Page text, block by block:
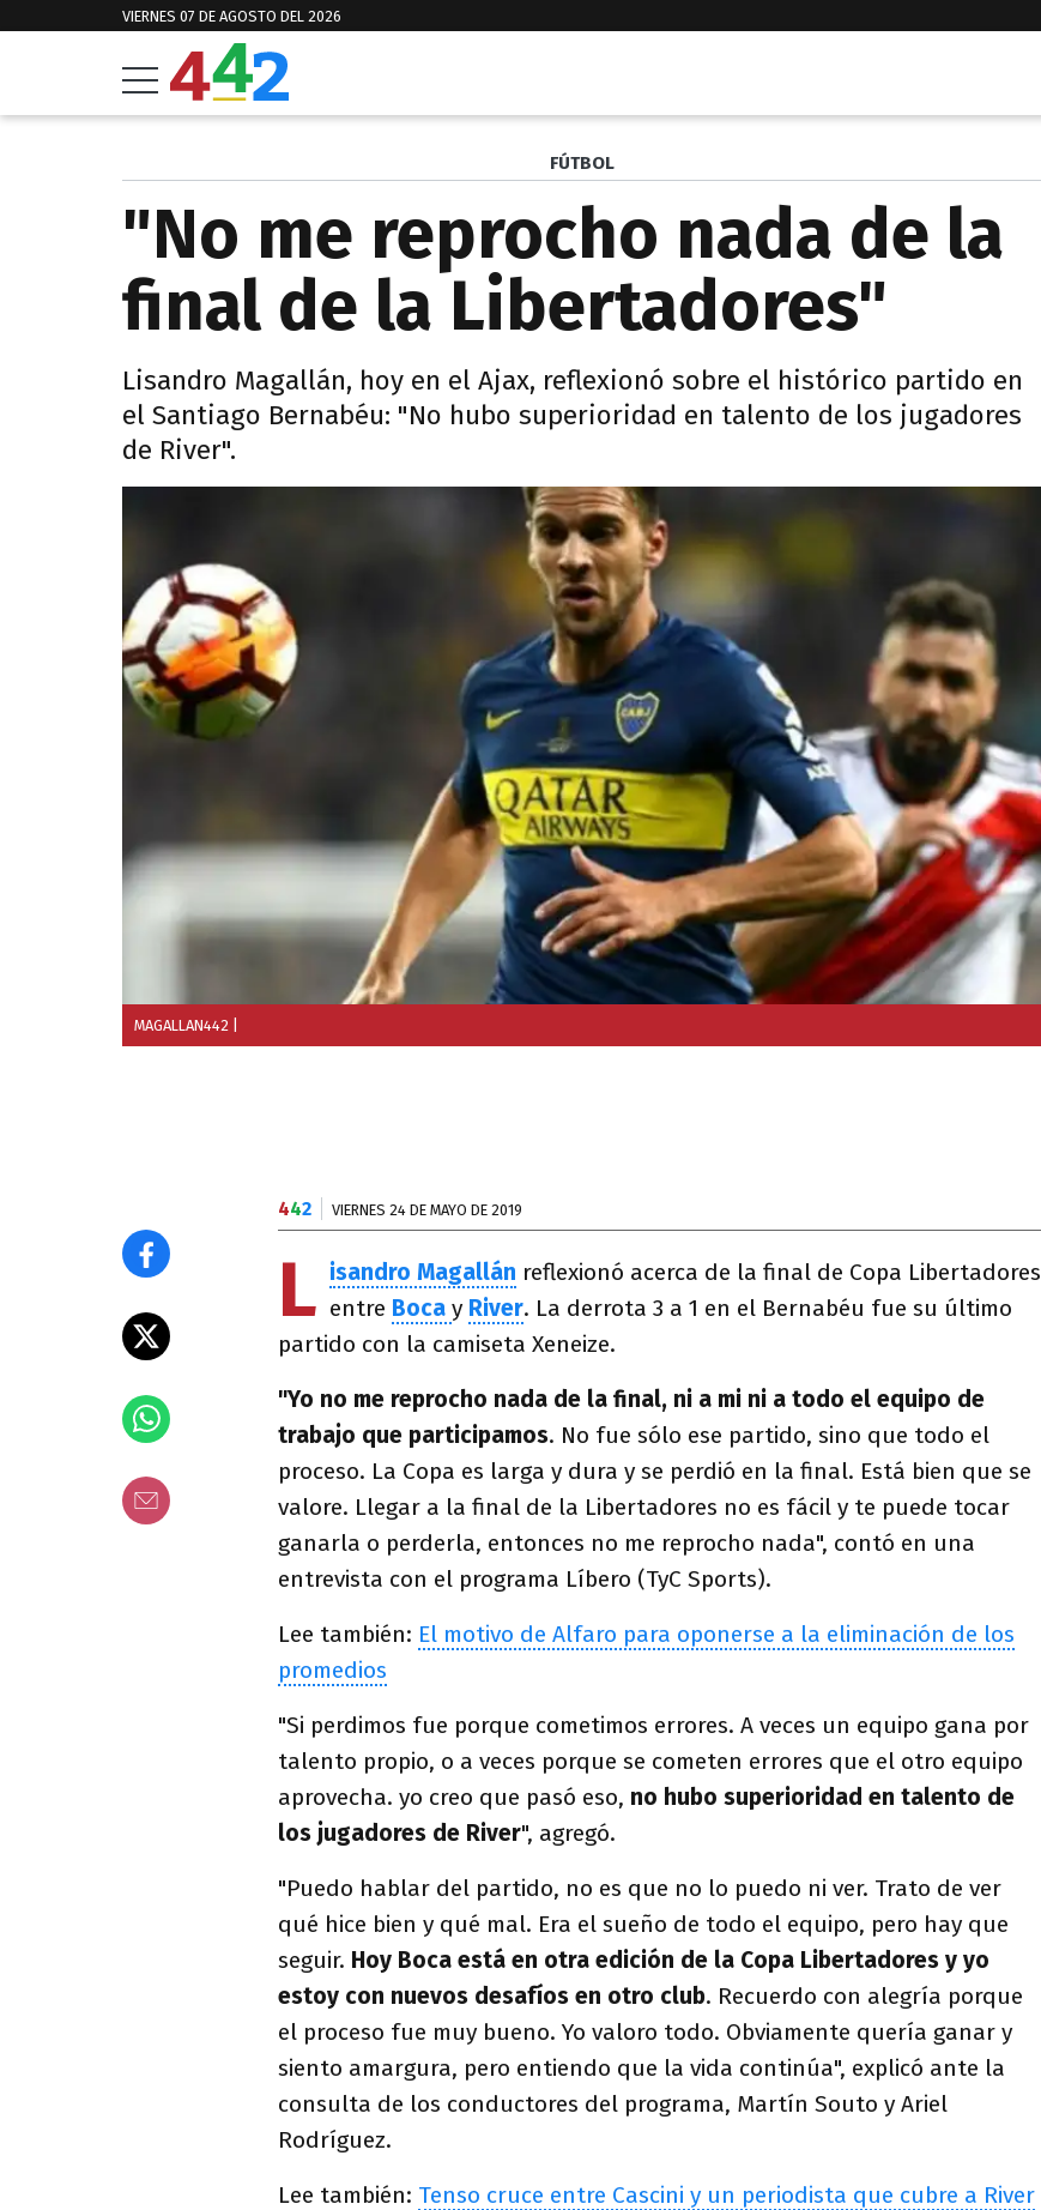
VIERNES 07 DE AGOSTO DEL 2026
FÚTBOL
"No me reprocho nada de la
final de la Libertadores"
Lisandro Magallán, hoy en el Ajax, reflexionó sobre el histórico partido en
el Santiago Bernabéu: "No hubo superioridad en talento de los jugadores
de River".
MAGALLAN442
442 VIERNES 24 DE MAYO DE 2019
L isandro Magallán reflexionó acerca de la final de Copa Libertadores
entre Boca y River. La derrota 3 a 1 en el Bernabéu fue su último
partido con la camiseta Xeneize.
"Yo no me reprocho nada de la final, ni a mi ni a todo el equipo de
trabajo que participamos. No fue sólo ese partido, sino que todo el
proceso. La Copa es larga y dura y se perdió en la final. Está bien que se
valore. Llegar a la final de la Libertadores no es fácil y te puede tocar
ganarla o perderla, entonces no me reprocho nada", contó en una
entrevista con el programa Líbero (TyC Sports).
Lee también: El motivo de Alfaro para oponerse a la eliminación de los
promedios
"Si perdimos fue porque cometimos errores. A veces un equipo gana por
talento propio, o a veces porque se cometen errores que el otro equipo
aprovecha. yo creo que pasó eso, no hubo superioridad en talento de
los jugadores de River", agregó.
"Puedo hablar del partido, no es que no lo puedo ni ver. Trato de ver
qué hice bien y qué mal. Era el sueño de todo el equipo, pero hay que
seguir. Hoy Boca está en otra edición de la Copa Libertadores y yo
estoy con nuevos desafíos en otro club. Recuerdo con alegría porque
el proceso fue muy bueno. Yo valoro todo. Obviamente quería ganar y
siento amargura, pero entiendo que la vida continúa", explicó ante la
consulta de los conductores del programa, Martín Souto y Ariel
Rodríguez.
Lee también: Tenso cruce entre Cascini y un periodista que cubre a River